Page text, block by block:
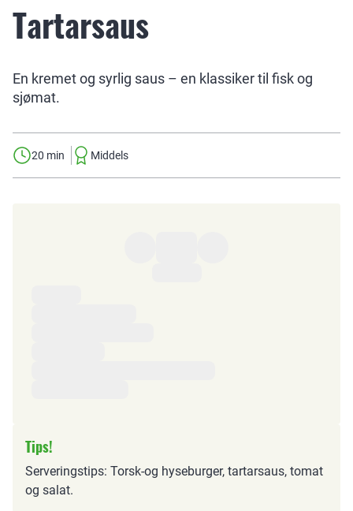
Tartarsaus
En kremet og syrlig saus – en klassiker til fisk og
sjømat.
20 min Middels
Tips!
Serveringstips: Torsk-og hyseburger, tartarsaus, tomat
og salat.